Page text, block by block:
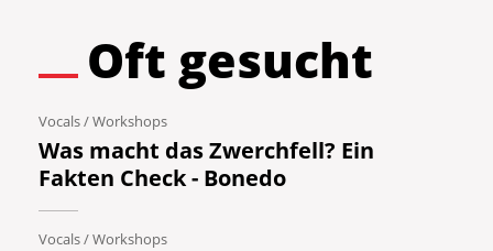
Oft gesucht
Vocals/Workshops
Was macht das Zwerchfell? Ein
Fakten Check - Bonedo
Vocals/Workshops